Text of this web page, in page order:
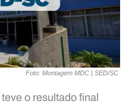
Foto: Montagem MDC | SED/SC
teve o resultado final